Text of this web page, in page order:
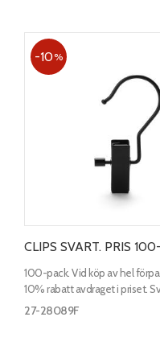
CLIPS SVART. PRIS
100-pack. Vid köp av hel
10% rabatt avdraget i priset.
med stor krok. Totalmått
27-28089F
10%